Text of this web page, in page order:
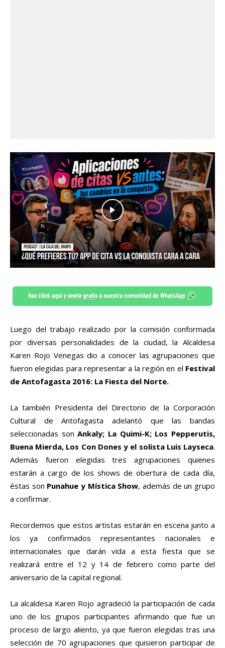
Luego del trabajo realizado por la comisión conformada
por diversas personalidades de la ciudad, la Alcaldesa
Karen Rojo Venegas dio a conocer las agrupaciones que
fueron elegidas para representar a la región en el Festival
de Antofagasta 2016: La Fiesta del Norte.
La también Presidenta del Directorio de la Corporación
Cultural de Antofagasta adelantó que las bandas
seleccionadas sonAnkaly; La Quimi-K; Los Pepperutis,
Buena Mierda, Los Con Dones y el solista Luis Layseca.
Además fueron elegidas tres agrupaciones quienes
estarán a cargo de los shows de obertura de cada día,
éstas son Punahue y Mística Show, además de un grupo
a confirmar.
Recordemos que estos artistas estarán en escena junto a
los ya confirmados representantes nacionales e
internacionales que darán vida a esta fiesta que se
realizará entre el 12 y 14 de febrero como parte del
aniversario de la capital regional.
La alcaldesa Karen Rojo agradeció la participación de cada
uno de los grupos participantes afirmando que fue un
proceso de largo aliento, ya que fueron elegidas tras una
selección de 70 agrupaciones que quisieron participar de